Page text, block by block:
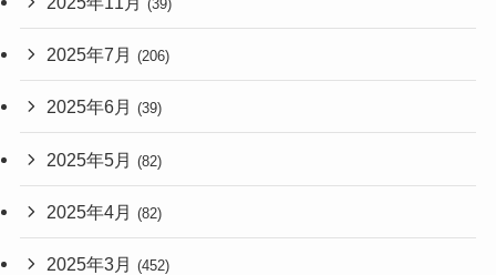
(39)
2025年7月 (206)
2025年6月 (39)
2025年5月 (82)
2025年4月 (82)
2025年3月 (452)